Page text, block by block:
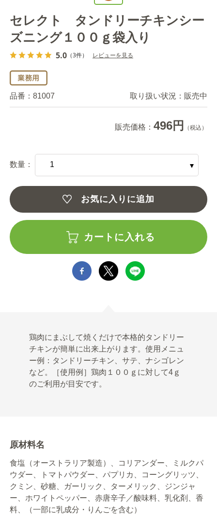
セレクト タンドリーチキンシー
ズニング１００ｇ袋入り
5.0 （3件） レビューを見る
品番： 81007 取り扱い状況： 販売中
販売価格： 496円 （税込）
数量：
お気に入りに追加
カートに入れる
鶏肉にまぶして焼くだけで本格的タンドリー
チキンが簡単に出来上がります。使用メニュ
ー例：タンドリーチキン、サテ、ナシゴレン
など。［使用例］鶏肉１００ｇに対して4ｇ
のご利用が目安です。
原材料名
食塩（オーストラリア製造）、コリアンダー、ミルクパ
ウダー、トマトパウダー、パプリカ、コーングリッツ、
クミン、砂糖、ガーリック、ターメリック、ジンジャ
ー、ホワイトペッパー、赤唐辛子／酸味料、乳化剤、香
料、（一部に乳成分・りんごを含む）